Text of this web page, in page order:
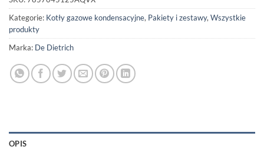
Kategorie: Kotły gazowe kondensacyjne, Pakiety i zestawy, Wszystkie
produkty
Marka: De Dietrich
OPIS